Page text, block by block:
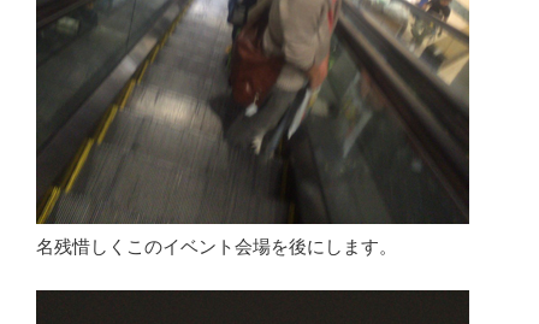
名残惜しくこのイベント会場を後にします。